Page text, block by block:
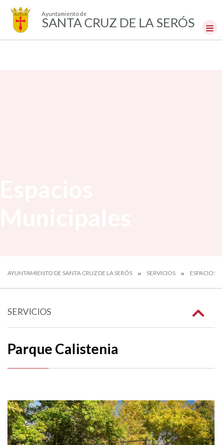
Ayuntamiento de
SANTA CRUZ DE LA SERÓS
AYUNTAMIENTO DE SANTA CRUZ DE LA SERÓS SERVICIOS ESPACIOS
SERVICIOS
Parque Calistenia